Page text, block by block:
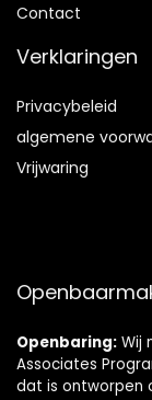
Contact
Verklaringen
Privacybeleid
algemene
Vrijwaring
Openbaring: Wij
Associates
dat is ontworpen